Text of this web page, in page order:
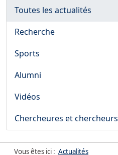
Toutes les actualités
Recherche
Sports
Alumni
Vidéos
Chercheures et chercheurs
Vous êtes ici : Actualités